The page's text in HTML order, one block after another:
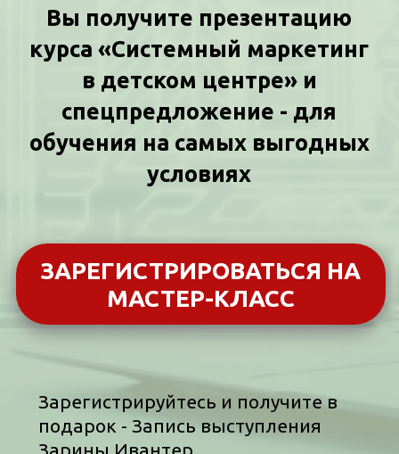
Предприниматель, бизнес-
преподаватель, маркетолог
Специалист по продажам,
копирайтингу, таргетингу и
Эксперт онлайн-школы
bestbabyclub.ruс 2011 года
обучению руководителей и
Основатель международной онлайн
школы русского языка для детей
билингвов iRUS
прошли обучение на онлайн и
Автор конспектов для детских
лагерей, более 10 лет руководитель
офлайн детского центра и 4 года –
детского сада